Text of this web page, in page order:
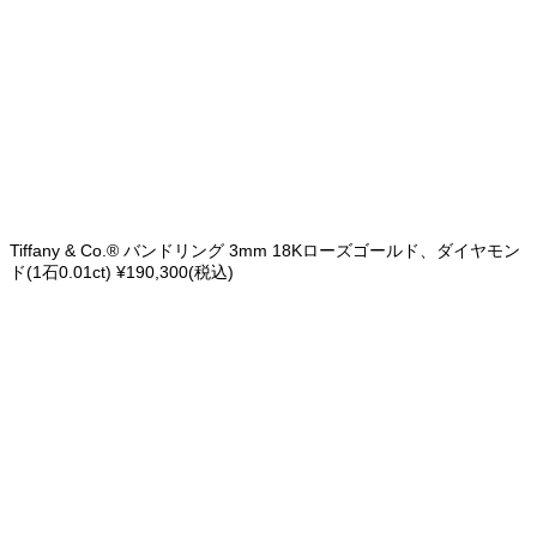
Tiffany & Co.® バンドリング 3mm 18Kローズゴールド、ダイヤモン
ド(1石0.01ct) ¥190,300(税込)